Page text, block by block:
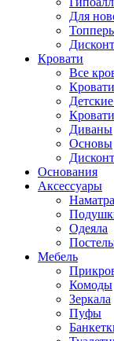
Для
Кровати
Все
Диваны
Основы
Основания
Аксессуары
Одеяла
Мебель
Комоды
Зеркала
Пуфы